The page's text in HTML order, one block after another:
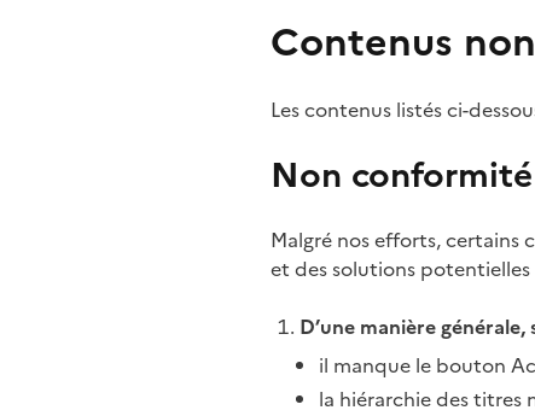
Contenus
Les contenus listés ci-
Non conformité
Malgré nos efforts, certains
et des solutions potentielles
D’une manière
il manque le bouton
la hiérarchie des titres